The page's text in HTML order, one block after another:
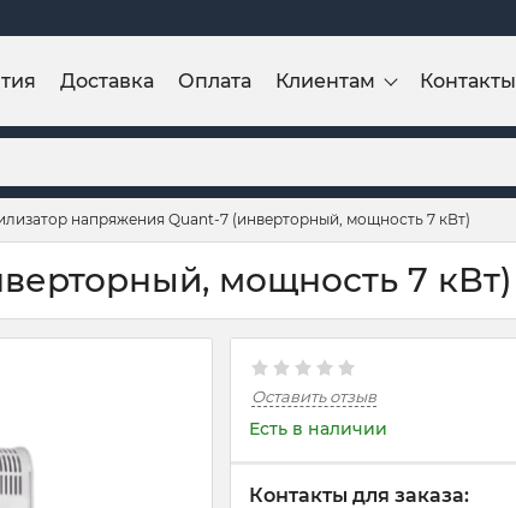
Доставка Оплата Клиентам Контакты
напряжения Quant-7 (инверторный, мощность 7 кВт)
мощность 7 кВт)
Оставить отзыв
Есть в наличии
Контакты для заказа: